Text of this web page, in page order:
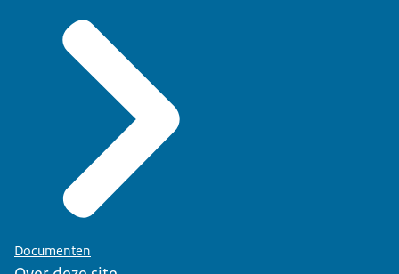
Documenten